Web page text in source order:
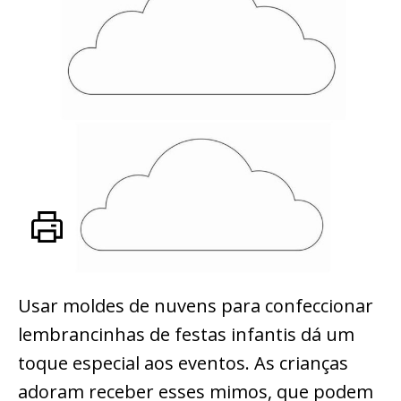
Usar moldes de nuvens para confeccionar
lembrancinhas de festas infantis dá um
toque especial aos eventos. As crianças
adoram receber esses mimos, que podem